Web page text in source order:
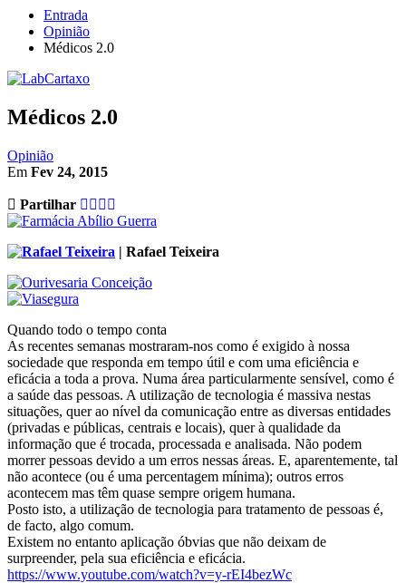
Entrada
Opinião
Médicos 2.0
Médicos 2.0
Opinião
Em Fev 24, 2015
Partilhar
| Rafael Teixeira
Quando todo o tempo conta
As recentes semanas mostraram-nos como é exigido à nossa
sociedade que responda em tempo útil e com uma eficiência e
eficácia a toda a prova. Numa área particularmente sensível, como é
a saúde das pessoas. A utilização de tecnologia é massiva nestas
situações, quer ao nível da comunicação entre as diversas entidades
(privadas e públicas, centrais e locais), quer à qualidade da
informação que é trocada, processada e analisada. Não podem
morrer pessoas devido a um erros nessas áreas. E, aparentemente, tal
não acontece (ou é uma percentagem mínima); outros erros
acontecem mas têm quase sempre origem humana.
Posto isto, a utilização de tecnologia para tratamento de pessoas é,
de facto, algo comum.
Existem no entanto aplicação óbvias que não deixam de
surpreender, pela sua eficiência e eficácia.
https://www.youtube.com/watch?v=y-rEI4bezWc